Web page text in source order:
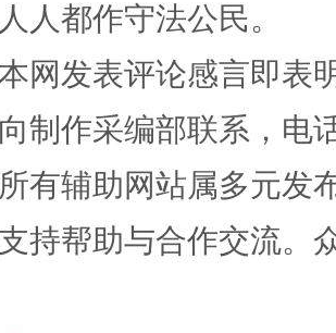
人都作守法公民。
网发表评论感言即表
制作采编部联系，电
有辅助网站属多元发
持帮助与合作交流。